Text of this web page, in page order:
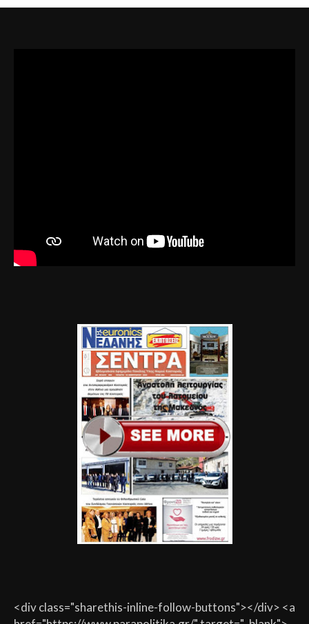
<div class="sharethis-inline-follow-buttons"></div> <a